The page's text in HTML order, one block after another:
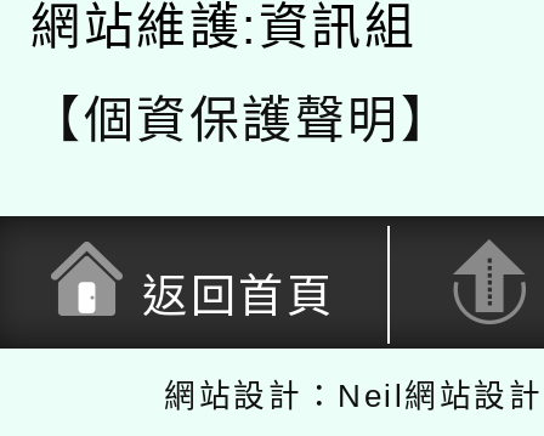
網站維護:資訊組
【個資保護聲明】
返回首頁
網站設計：Neil網站設